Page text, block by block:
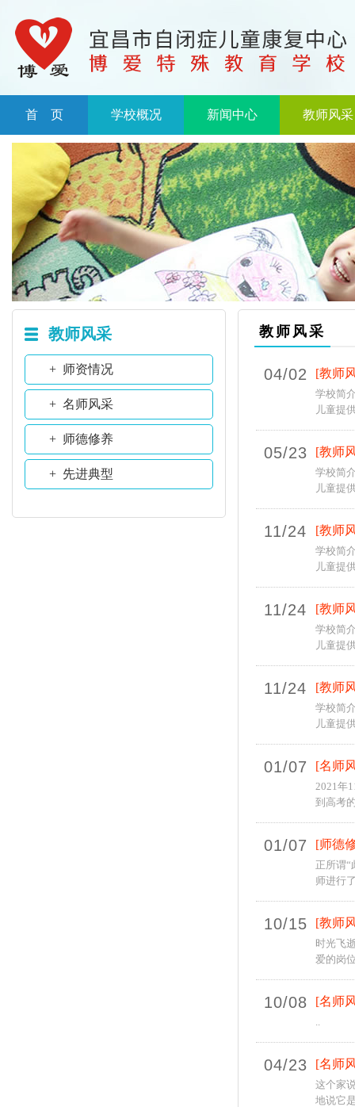
首 页 学校概况 新闻中心 教师风采
教师风采
+ 师资情况
+ 名师风采
+ 师德修养
+ 先进典型
教师风采
04/02 [教师
学校简
儿童提
05/23 [教师
学校简
儿童提
11/24 [教师
学校简
儿童提
11/24 [教师
学校简
儿童提
11/24 [教师
学校简
儿童提
01/07 [名师
2021年
到高考
01/07 [师德
正所谓
师进行
10/15 [教师
时光飞
爱的岗
10/08 [名师
..
04/23 [名师
这个家
地说它